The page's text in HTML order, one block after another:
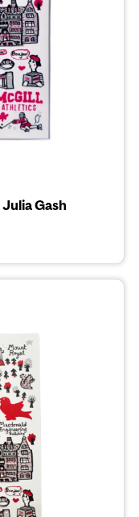
Gash